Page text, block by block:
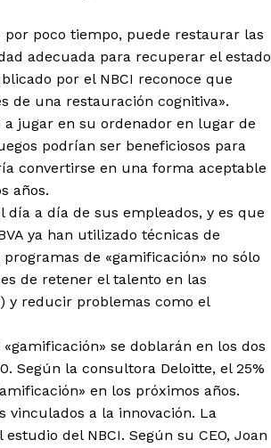
poco tiempo, puede restaurar las
adecuada para recuperar el estado
por el NBCI reconoce que
de una restauración cognitiva».
jugar en su ordenador en lugar de
podrían ser beneficiosos para
convertirse en una forma aceptable
años.
a día de sus empleados, y es que
ya han utilizado técnicas de
de «gamificación» no sólo
de retener el talento en las
y reducir problemas como el
se doblarán en los dos
Según la consultora Deloitte, el 25%
en los próximos años.
vinculados a la innovación. La
del NBCI. Según su CEO, Joan